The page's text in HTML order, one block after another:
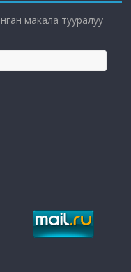
макала тууралуу